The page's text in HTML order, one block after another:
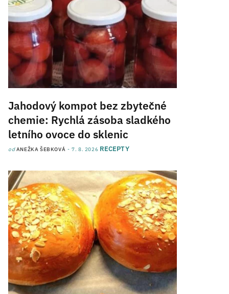
Jahodový kompot bez zbytečné
chemie: Rychlá zásoba sladkého
letního ovoce do sklenic
odANEŽKA ŠEBKOVÁ 7. 8. 2026 RECEPTY